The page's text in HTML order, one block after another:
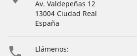
Av. Valdepeñas 12
13004 Ciudad Real
España

Llámenos: